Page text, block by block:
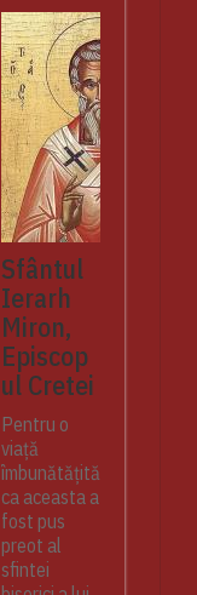
Sfântul
Ierarh
Miron,
Episcop
ul Cretei
Pentru o
viață
îmbunătățită
ca aceasta a
fost pus
preot al
sfintei